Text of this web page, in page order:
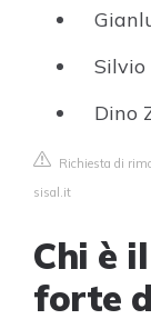
Silvio
Dino
Richiesta di
sisal.it
Chi è
forte